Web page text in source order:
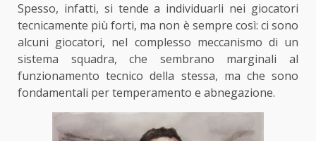
Spesso, infatti, si tende a individuarli nei giocatori
tecnicamente più forti, ma non è sempre così: ci sono
alcuni giocatori, nel complesso meccanismo di un
sistema squadra, che sembrano marginali al
funzionamento tecnico della stessa, ma che sono
fondamentali per temperamento e abnegazione.